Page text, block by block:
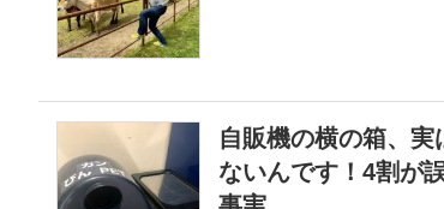
自販機の横の箱、実
ないんです！4割が